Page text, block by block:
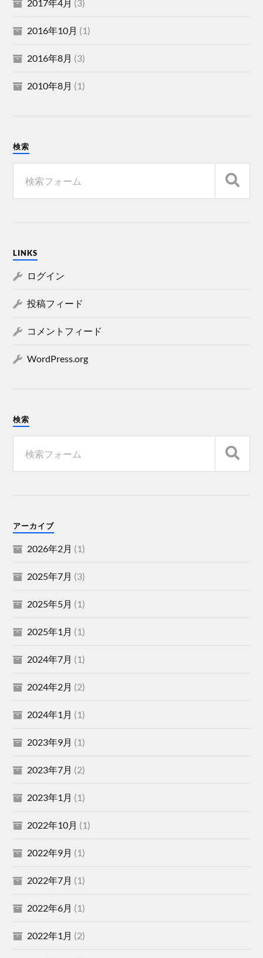
2017年4月 (3)
2016年10月 (1)
2016年8月 (3)
2010年8月 (1)
検索
LINKS
ログイン
投稿フィード
コメントフィード
WordPress.org
検索
アーカイブ
2026年2月 (1)
2025年7月 (3)
2025年5月 (1)
2025年1月 (1)
2024年7月 (1)
2024年2月 (2)
2024年1月 (1)
2023年9月 (1)
2023年7月 (2)
2023年1月 (1)
2022年10月 (1)
2022年9月 (1)
2022年7月 (1)
2022年6月 (1)
2022年1月 (2)